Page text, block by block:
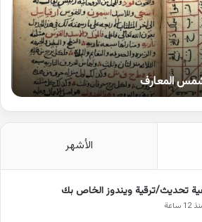
المعارف
الأشهر
تحديث/ترقية ويندوز الخاص بك
12 ساعة